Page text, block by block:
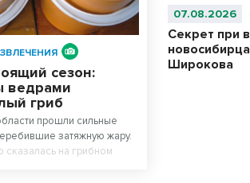
сезон:
ведрами
гриб
прошли сильные
затяжную жару.
сказалась на грибном
07.08.2026
Секрет при
Широкова